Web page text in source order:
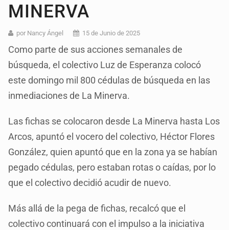
MINERVA
por Nancy Ángel 15 de Junio de 2025
Como parte de sus acciones semanales de
búsqueda, el colectivo Luz de Esperanza colocó
este domingo mil 800 cédulas de búsqueda en las
inmediaciones de La Minerva.
Las fichas se colocaron desde La Minerva hasta Los
Arcos, apuntó el vocero del colectivo, Héctor Flores
González, quien apuntó que en la zona ya se habían
pegado cédulas, pero estaban rotas o caídas, por lo
que el colectivo decidió acudir de nuevo.
Más allá de la pega de fichas, recalcó que el
colectivo continuará con el impulso a la iniciativa